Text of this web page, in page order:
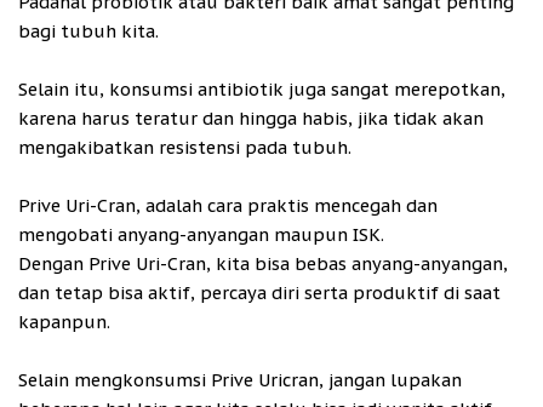
bagi tubuh kita.
Selain itu, konsumsi antibiotik juga sangat merepotkan,
karena harus teratur dan hingga habis, jika tidak akan
mengakibatkan resistensi pada tubuh.
Prive Uri-Cran, adalah cara praktis mencegah dan
mengobati anyang-anyangan maupun ISK.
Dengan Prive Uri-Cran, kita bisa bebas anyang-anyangan,
dan tetap bisa aktif, percaya diri serta produktif di saat
kapanpun.
Selain mengkonsumsi Prive Uricran, jangan lupakan